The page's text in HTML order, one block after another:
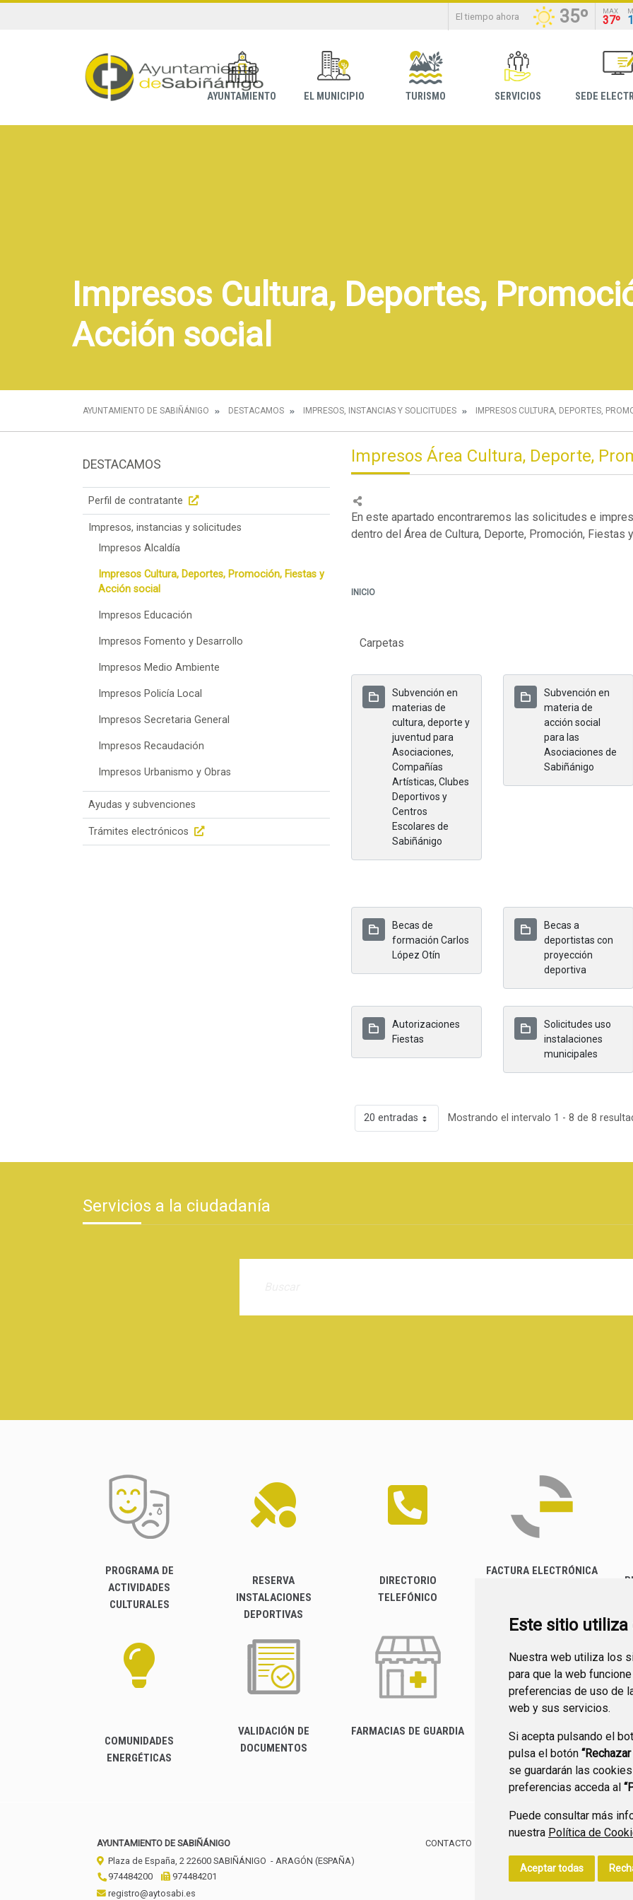
Este sitio
Nuestra web utiliza los
para que la web
preferencias de uso de
web y sus servicios.
Si acepta pulsando el
pulsa el botón
se guardarán las
preferencias acceda al
Puede consultar más
nuestra Política de
Aceptar todas
El tiempo ahora 35º MAX
37º
AYUNTAMIENTO EL MUNICIPIO TURISMO SERVICIOS SEDE
Impresos Cultura, Deportes,
Acción social
AYUNTAMIENTO DE SABIÑÁNIGO DESTACAMOS IMPRESOS, INSTANCIAS Y SOLICITUDES IMPRESOS CULTURA, DEPORTES,
DESTACAMOS
Perfil de contratante
Impresos, instancias y solicitudes
Impresos Alcaldía
Impresos Cultura, Deportes, Promoción, Fiestas y
Acción social
Impresos Educación
Impresos Fomento y Desarrollo
Impresos Medio Ambiente
Impresos Policía Local
Impresos Secretaria General
Impresos Recaudación
Impresos Urbanismo y Obras
Ayudas y subvenciones
Trámites electrónicos
Impresos Área Cultura, Deporte,
En este apartado encontraremos las solicitudes e
dentro del Área de Cultura, Deporte, Promoción, Fiestas
INICIO
Carpetas
Subvención en
materias de
cultura, deporte y
juventud para
Asociaciones,
Compañías
Artísticas, Clubes
Deportivos y
Centros
Escolares de
Sabiñánigo
Subvención en
materia de
acción social
para las
Asociaciones de
Sabiñánigo
Becas de
formación Carlos
López Otín
Becas a
deportistas con
proyección
deportiva
Autorizaciones
Fiestas
Solicitudes uso
instalaciones
municipales
20 entradas Mostrando el intervalo 1 - 8 de 8
Servicios a la ciudadanía
PROGRAMA DE
ACTIVIDADES
CULTURALES
RESERVA
INSTALACIONES
DEPORTIVAS
DIRECTORIO
TELEFÓNICO
FACTURA ELECTRÓNICA
COMUNIDADES
ENERGÉTICAS
VALIDACIÓN DE
DOCUMENTOS
FARMACIAS DE GUARDIA
CANAL YOUTUBE
AYUNTAMIENTO DE SABIÑÁNIGO
Plaza de España, 2 22600 SABIÑÁNIGO - ARAGÓN (ESPAÑA)
974484200
974484201
registro@aytosabi.es
CONTACTO